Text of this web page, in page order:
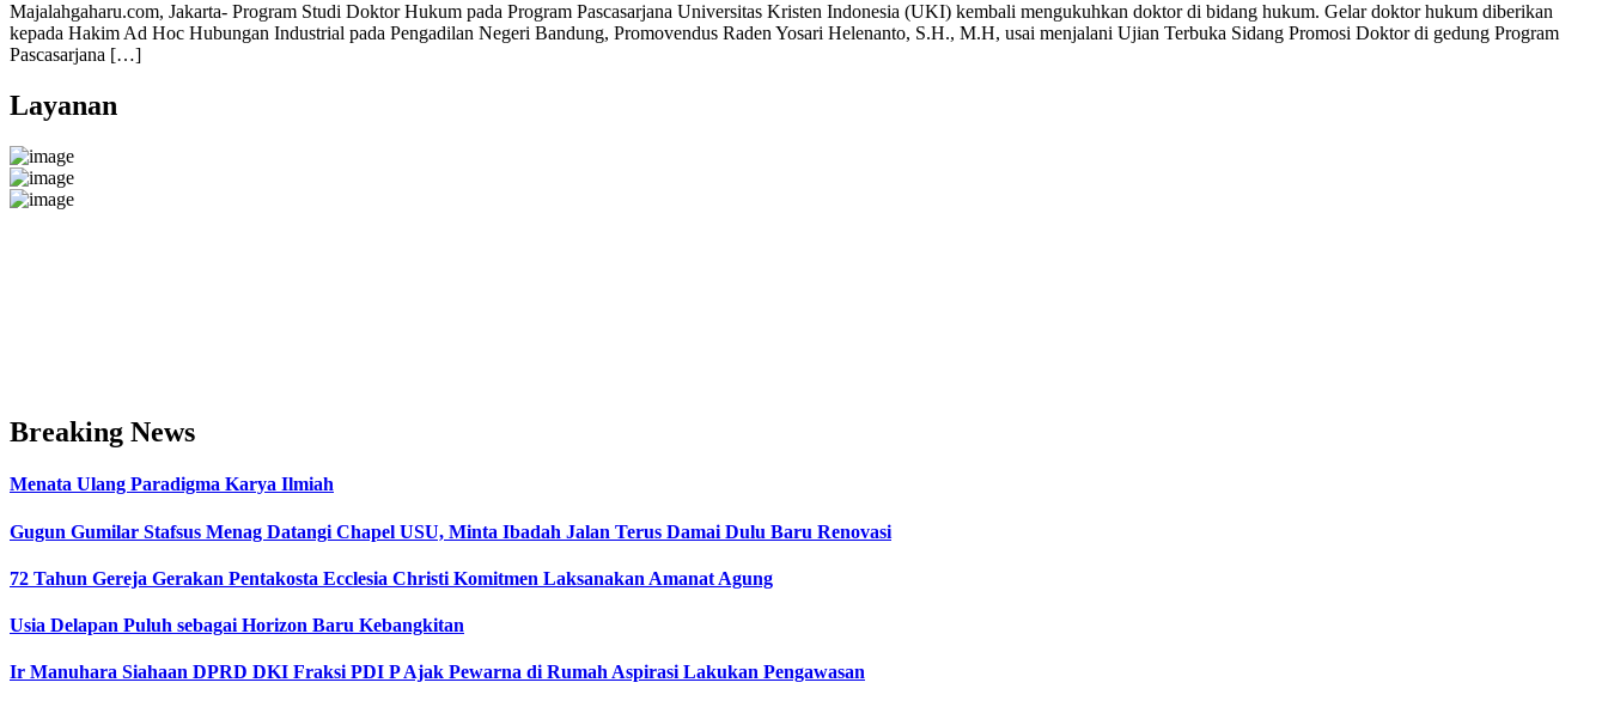
Majalahgaharu.com, Jakarta- Program Studi Doktor Hukum pada Program Pascasarjana Universitas Kristen Indonesia (UKI) kembali mengukuhkan doktor di bidang hukum. Gelar doktor hukum diberikan
kepada Hakim Ad Hoc Hubungan Industrial pada Pengadilan Negeri Bandung, Promovendus Raden Yosari Helenanto, S.H., M.H, usai menjalani Ujian Terbuka Sidang Promosi Doktor di gedung Program
Pascasarjana […]
Layanan
Breaking News
Menata Ulang Paradigma Karya Ilmiah
Gugun Gumilar Stafsus Menag Datangi Chapel USU, Minta Ibadah Jalan Terus Damai Dulu Baru Renovasi
72 Tahun Gereja Gerakan Pentakosta Ecclesia Christi Komitmen Laksanakan Amanat Agung
Usia Delapan Puluh sebagai Horizon Baru Kebangkitan
Ir Manuhara Siahaan DPRD DKI Fraksi PDI P Ajak Pewarna di Rumah Aspirasi Lakukan Pengawasan